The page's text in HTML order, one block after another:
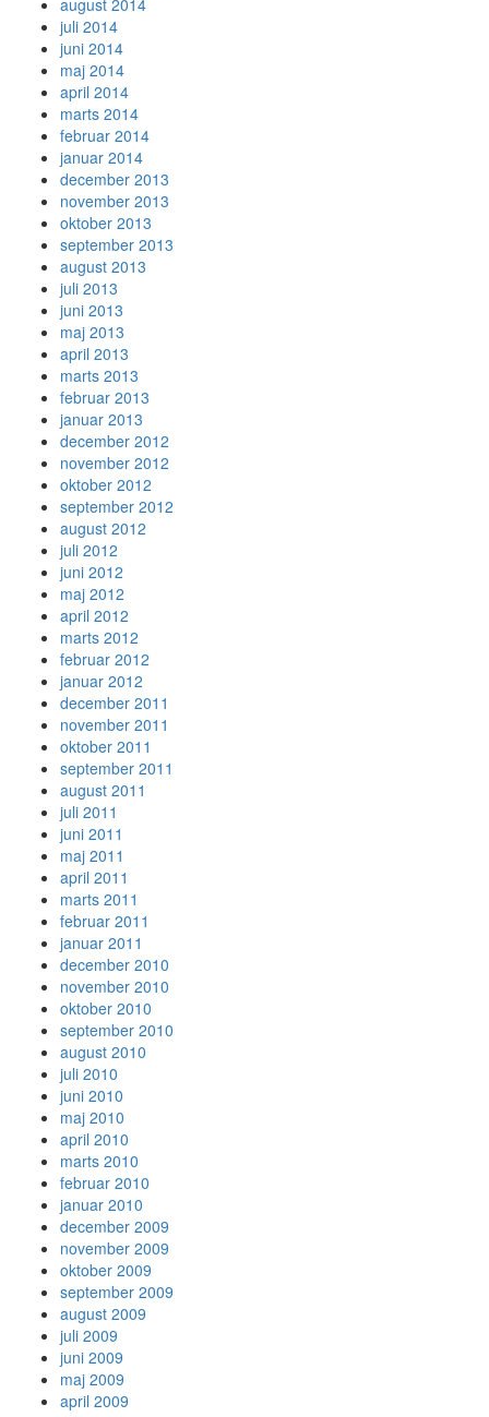
august 2014
juli 2014
juni 2014
maj 2014
april 2014
marts 2014
februar 2014
januar 2014
december 2013
november 2013
oktober 2013
september 2013
august 2013
juli 2013
juni 2013
maj 2013
april 2013
marts 2013
februar 2013
januar 2013
december 2012
november 2012
oktober 2012
september 2012
august 2012
juli 2012
juni 2012
maj 2012
april 2012
marts 2012
februar 2012
januar 2012
december 2011
november 2011
oktober 2011
september 2011
august 2011
juli 2011
juni 2011
maj 2011
april 2011
marts 2011
februar 2011
januar 2011
december 2010
november 2010
oktober 2010
september 2010
august 2010
juli 2010
juni 2010
maj 2010
april 2010
marts 2010
februar 2010
januar 2010
december 2009
november 2009
oktober 2009
september 2009
august 2009
juli 2009
juni 2009
maj 2009
april 2009